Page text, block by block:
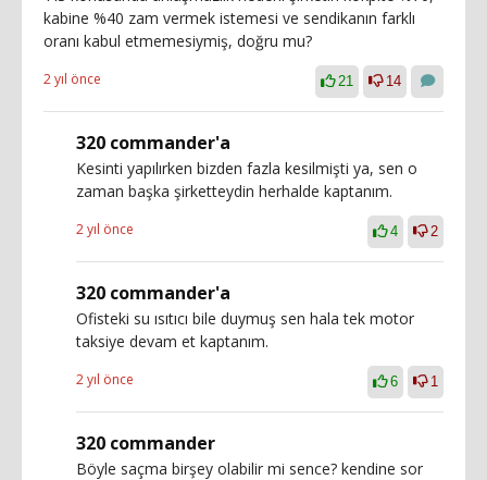
kabine %40 zam vermek istemesi ve sendikanın farklı
oranı kabul etmemesiymiş, doğru mu?
2 yıl önce 21 14
320 commander'a
Kesinti yapılırken bizden fazla kesilmişti ya, sen o
zaman başka şirketteydin herhalde kaptanım.
2 yıl önce 4 2
320 commander'a
Ofisteki su ısıtıcı bile duymuş sen hala tek motor
taksiye devam et kaptanım.
2 yıl önce 6 1
320 commander
Böyle saçma birşey olabilir mi sence? kendine sor